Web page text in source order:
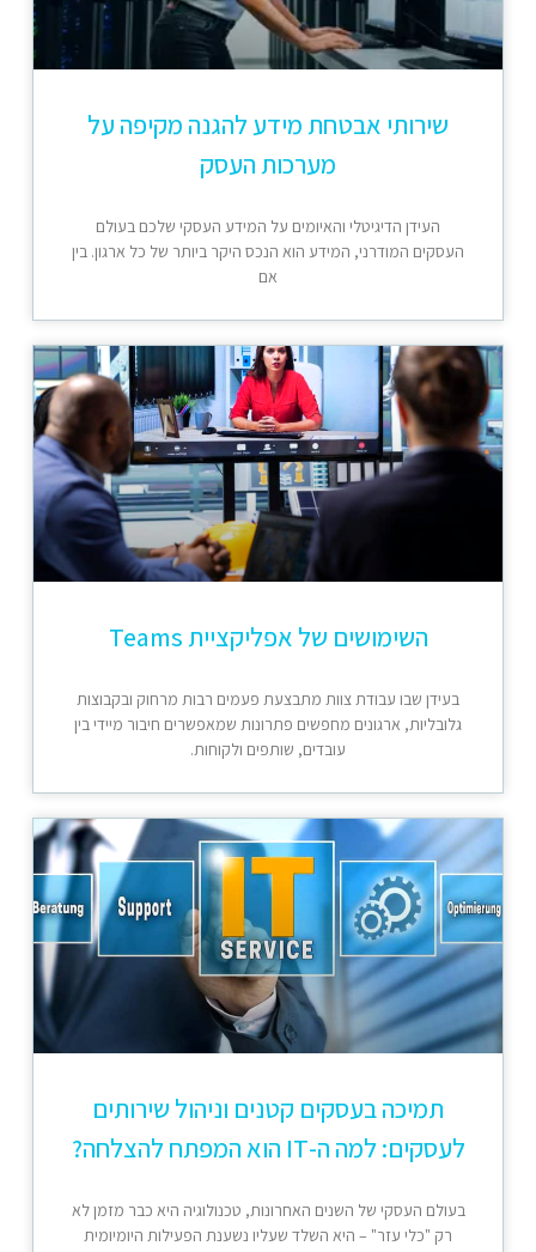
שירותי אבטחת מידע להגנה מקיפה על
מערכות העסק
העידן הדיגיטלי והאיומים על המידע העסקי שלכם בעולם
העסקים המודרני, המידע הוא הנכס היקר ביותר של כל ארגון. בין
אם
השימושים של אפליקציית Teams
בעידן שבו עבודת צוות מתבצעת פעמים רבות מרחוק ובקבוצות
גלובליות, ארגונים מחפשים פתרונות שמאפשרים חיבור מיידי בין
עובדים, שותפים ולקוחות.
תמיכה בעסקים קטנים וניהול שירותים
לעסקים: למה ה-IT הוא המפתח להצלחה?
בעולם העסקי של השנים האחרונות, טכנולוגיה היא כבר מזמן לא
רק "כלי עזר" – היא השלד שעליו נשענת הפעילות היומיומית